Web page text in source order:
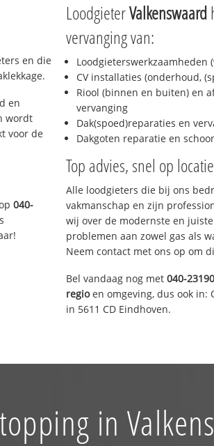
en die
en
wordt
voor de
040-
LoodgieterValkenswaard
vervanging van:
Loodgieterswerkzaamheden
CV installaties (onderhoud,
Riool (binnen en buiten) en
vervanging
Dak(spoed)reparaties en
Dakgoten reparatie en
Top advies, snel op
Alle loodgieters die bij ons
vakmanschap en zijn
wij over de modernste en
problemen aan zowel gas als
Neem contact met ons op om
Bel vandaag nog met 040-
regioen omgeving, dus ook in:
in 5611 CD Eindhoven.
in